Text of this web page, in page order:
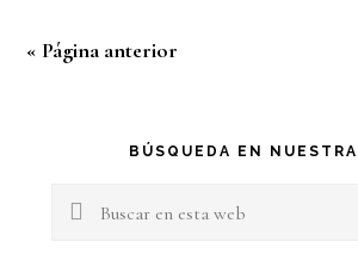
« Página anterior
Barra
lateral
BÚSQUEDA EN
Buscar